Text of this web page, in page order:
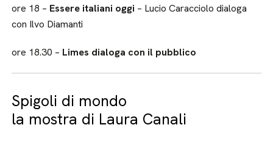
ore 18 – Essere italiani oggi – Lucio Caracciolo dialoga
con Ilvo Diamanti
ore 18.30 – Limes dialoga con il pubblico
Spigoli di mondo
la mostra di Laura Canali